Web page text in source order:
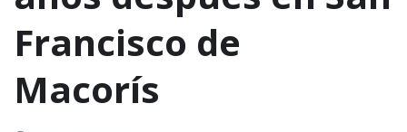
Francisco de
Macorís